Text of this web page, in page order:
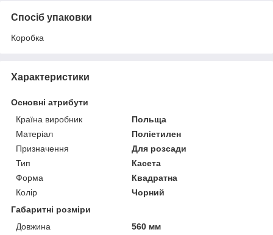
Спосіб упаковки
Коробка
Характеристики
Основні атрибути
Країна виробник
Польща
Матеріал
Поліетилен
Призначення
Для розсади
Тип
Касета
Форма
Квадратна
Колір
Чорний
Габаритні розміри
Довжина
560 мм